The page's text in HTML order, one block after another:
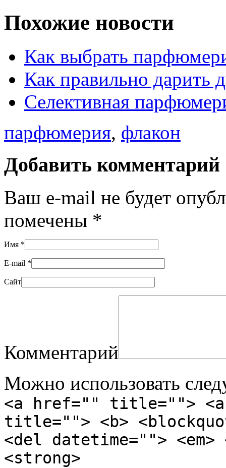
Похожие новости
Как выбрать
Как правильно дарить
Селективная
парфюмерия, флакон
Добавить комментарий
Ваш e-mail не будет
помечены *
Имя *
E-mail *
Сайт
Комментарий
Можно использовать
<a href="" title="">
title=""> <b>
<del datetime="">
<strong>